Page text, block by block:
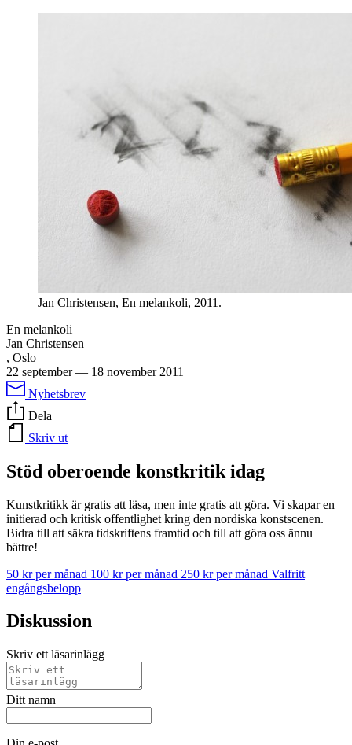
Jan Christensen, En melankoli, 2011.
En melankoli
Jan Christensen
, Oslo
22 september— 18 november 2011
Nyhetsbrev
Dela
Skriv ut
Stöd oberoende konstkritik idag
Kunstkritikk är gratis att läsa, men inte gratis att göra. Vi skapar en
initierad och kritisk offentlighet kring den nordiska konstscenen.
Bidra till att säkra tidskriftens framtid och till att göra oss ännu
bättre!
50 kr per månad 100 kr per månad 250 kr per månad Valfritt
engångsbelopp
Diskussion
Skriv ett läsarinlägg
Ditt namn